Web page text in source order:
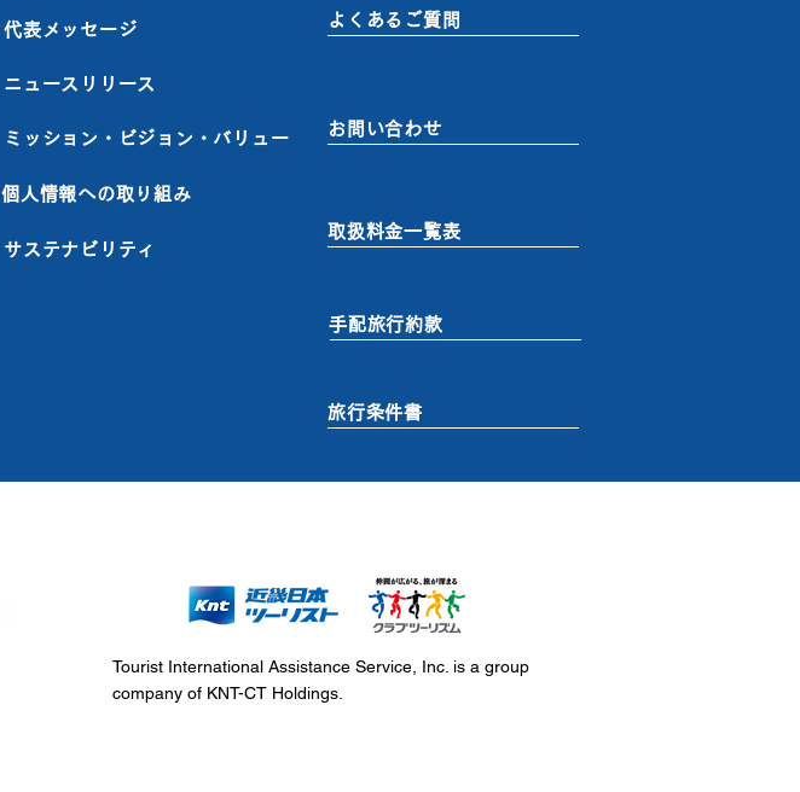
代表メッセージ
よくあるご質問
ニュースリリース
ミッション・ビジョン・バリュー
お問い合わせ
個人情報への取り組み
サステナビリティ
取扱料金一覧表
手配旅行約款
旅行条件書
Tourist International Assistance Service, Inc. is a group
company of KNT-CT Holdings.